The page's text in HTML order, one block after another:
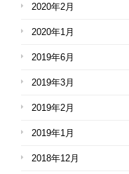
2020年2月
2020年1月
2019年6月
2019年3月
2019年2月
2019年1月
2018年12月